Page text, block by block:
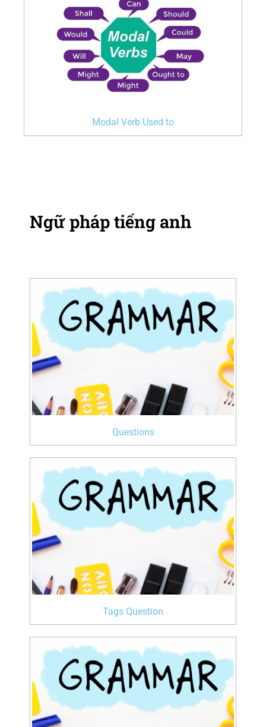
Modal Verb Used to
Ngữ pháp tiếng anh
Questions
Tags Question